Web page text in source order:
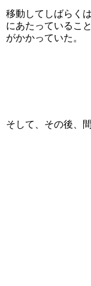
移動してしばらく
にあたっているこ
がかかっていた。
そして、その後、